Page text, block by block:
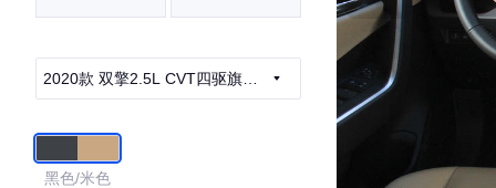
2020款 双擎2.5L CVT四驱旗舰
黑色/米色